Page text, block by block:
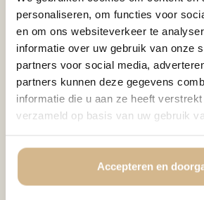
personaliseren, om functies voor
en om ons websiteverkeer te
informatie over uw gebruik van onze
partners voor social media,
partners kunnen deze gegevens
informatie die u aan ze heeft
verzameld op basis van uw gebruik
Accepteren en
velvet afwerking geeft het
en karakter, en maakt het
blikvanger aan de muur.
Hetvelvet deco panelis een
voor moderne, klassieke of
interieurs. De kleuren komen
rijk over op het fluweel, wat
U heeft de keuze om het
voorzien van eenzwarte
lijst omlijst het velvet panel